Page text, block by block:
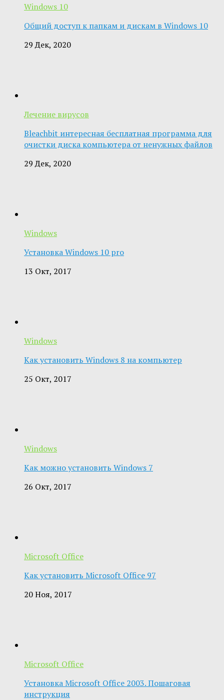
Windows 10
Общий доступ к папкам и дискам в Windows 10
29 Дек, 2020
Лечение вирусов
Bleachbit интересная бесплатная программа для
очистки диска компьютера от ненужных файлов
29 Дек, 2020
Windows
Установка Windows 10 pro
13 Окт, 2017
Windows
Как установить Windows 8 на компьютер
25 Окт, 2017
Windows
Как можно установить Windows 7
26 Окт, 2017
Microsoft Office
Как установить Microsoft Office 97
20 Ноя, 2017
Microsoft Office
Установка Microsoft Office 2003. Пошаговая
инструкция